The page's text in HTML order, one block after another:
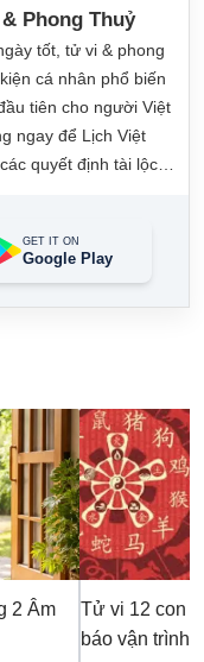
Phong Thuỷ
tốt, tử vi & phong
cá nhân phổ biến
tiên cho người Việt
ngay để Lịch Việt
quyết định tài lộc,
GET IT ON
Google Play
2 Âm
Tử vi 12 con
báo vận trình,